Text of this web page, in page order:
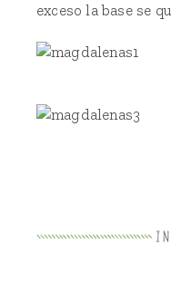
exceso la base se